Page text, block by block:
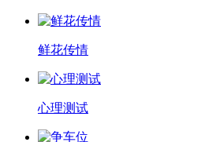
鲜花传情
心理测试